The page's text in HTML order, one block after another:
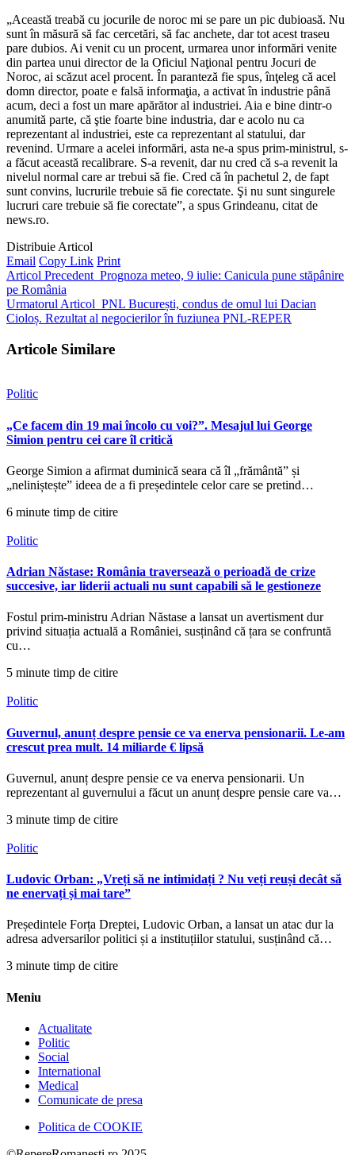
„Această treabă cu jocurile de noroc mi se pare un pic dubioasă. Nu
sunt în măsură să fac cercetări, să fac anchete, dar tot acest traseu
pare dubios. Ai venit cu un procent, urmarea unor informări venite
din partea unui director de la Oficiul Naţional pentru Jocuri de
Noroc, ai scăzut acel procent. În paranteză fie spus, înţeleg că acel
domn director, poate e falsă informaţia, a activat în industrie până
acum, deci a fost un mare apărător al industriei. Aia e bine dintr-o
anumită parte, că ştie foarte bine industria, dar e acolo nu ca
reprezentant al industriei, este ca reprezentant al statului, dar
revenind. Urmare a acelei informări, asta ne-a spus prim-ministrul, s-
a făcut această recalibrare. S-a revenit, dar nu cred că s-a revenit la
nivelul normal care ar trebui să fie. Cred că în pachetul 2, de fapt
sunt convins, lucrurile trebuie să fie corectate. Şi nu sunt singurele
lucruri care trebuie să fie corectate”, a spus Grindeanu, citat de
news.ro.
Distribuie Articol
Email Copy Link Print
Articol Precedent Prognoza meteo, 9 iulie: Canicula pune stăpânire
pe România
Urmatorul Articol PNL București, condus de omul lui Dacian
Cioloș. Rezultat al negocierilor în fuziunea PNL-REPER
Articole Similare
Politic
„Ce facem din 19 mai încolo cu voi?”. Mesajul lui George
Simion pentru cei care îl critică
George Simion a afirmat duminică seara că îl „frământă” și
„neliniștește” ideea de a fi președintele celor care se pretind…
6 minute timp de citire
Politic
Adrian Năstase: România traversează o perioadă de crize
succesive, iar liderii actuali nu sunt capabili să le gestioneze
Fostul prim-ministru Adrian Năstase a lansat un avertisment dur
privind situația actuală a României, susținând că țara se confruntă
cu…
5 minute timp de citire
Politic
Guvernul, anunț despre pensie ce va enerva pensionarii. Le-am
crescut prea mult. 14 miliarde € lipsă
Guvernul, anunț despre pensie ce va enerva pensionarii. Un
reprezentant al guvernului a făcut un anunț despre pensie care va…
3 minute timp de citire
Politic
Ludovic Orban: „Vreți să ne intimidați ? Nu veți reuși decât să
ne enervați și mai tare”
Președintele Forța Dreptei, Ludovic Orban, a lansat un atac dur la
adresa adversarilor politici și a instituțiilor statului, susținând că…
3 minute timp de citire
Meniu
Actualitate
Politic
Social
International
Medical
Comunicate de presa
Politica de COOKIE